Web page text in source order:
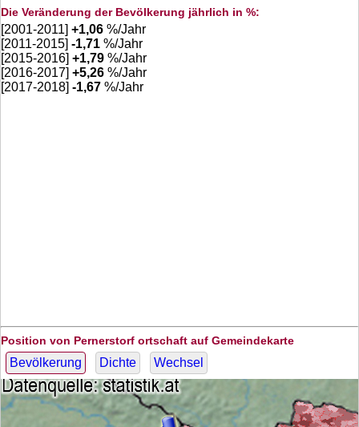
Die Veränderung der Bevölkerung jährlich in %:
[2001-2011] +1,06 %/Jahr
[2011-2015] -1,71 %/Jahr
[2015-2016] +1,79 %/Jahr
[2016-2017] +5,26 %/Jahr
[2017-2018] -1,67 %/Jahr
Position von Pernerstorf ortschaft auf Gemeindekarte
Bevölkerung Dichte Wechsel